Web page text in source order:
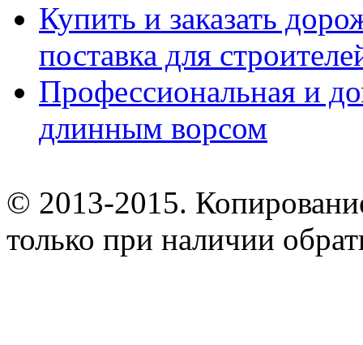
Купить и заказать
поставка для
Профессиональная и
длинным ворсом
© 2013-2015.
только при наличии